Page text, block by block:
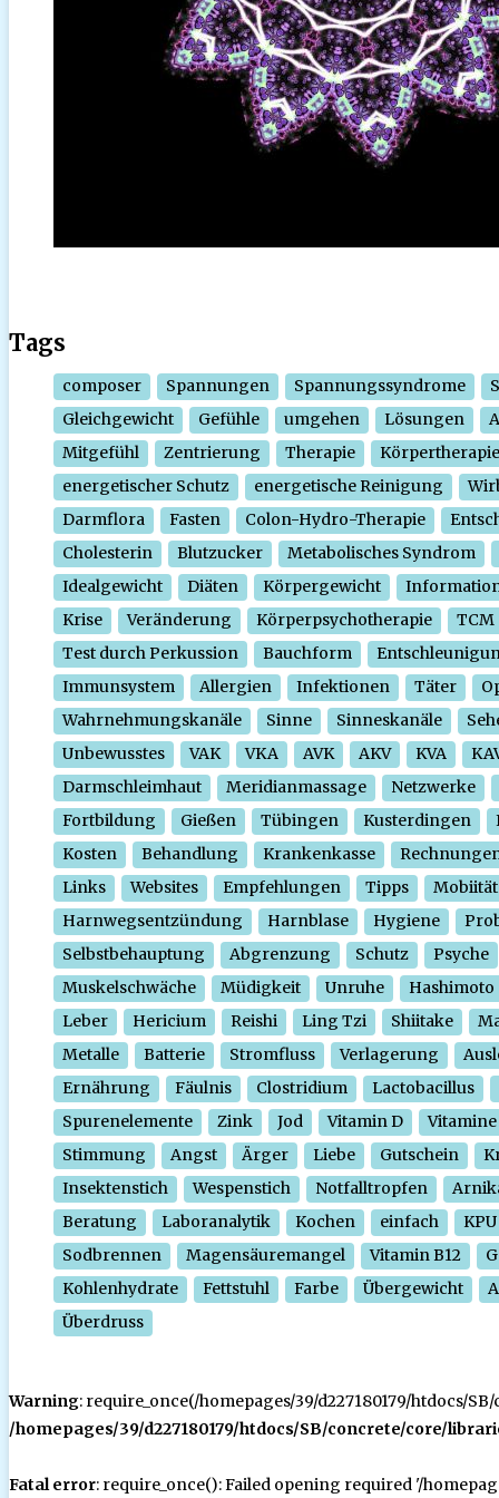
Tags
composer Spannungen Spannungssyndrome
Gleichgewicht
Gefühle umgehen Lösungen
Mitgefühl
Zentrierung Therapie
Körpertherapie
energetischer Schutz
energetische Reinigung
Darmflora
Fasten Colon-Hydro-Therapie
Cholesterin
Blutzucker
Metabolisches Syndrom
Idealgewicht
Diäten Körpergewicht
Krise
Veränderung Körperpsychotherapie
TCM
Test durch Perkussion
Bauchform
Immunsystem
Allergien Infektionen Täter
Wahrnehmungskanäle
Sinne Sinneskanäle
Unbewusstes
VAK VKA AVK AKV KVA
Darmschleimhaut
Meridianmassage
Netzwerke
Fortbildung
Gießen Tübingen Kusterdingen
Kosten
Behandlung Krankenkasse
Links
Websites Empfehlungen Tipps
Mobiität
Harnwegsentzündung
Harnblase Hygiene
Selbstbehauptung
Abgrenzung Schutz
Psyche
Muskelschwäche
Müdigkeit Unruhe
Hashimoto
Leber
Hericium Reishi Ling Tzi Shiitake
Metalle
Batterie Stromfluss Verlagerung
Ernährung
Fäulnis Clostridium
Lactobacillus
Spurenelemente
Zink Jod Vitamin D
Vitamine
Stimmung
Angst Ärger Liebe Gutschein
Insektenstich
Wespenstich Notfalltropfen
Beratung
Laboranalytik Kochen einfach
KPU
Sodbrennen
Magensäuremangel Vitamin B12
Kohlenhydrate
Fettstuhl Farbe Übergewicht
Überdruss
Warning: require_once(/homepages/39/d227180179/htdocs/
/homepages/39/d227180179/htdocs/SB/concrete/core/
Fatal error: require_once(): Failed opening required '/